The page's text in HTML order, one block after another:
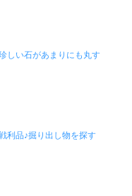
しい石があまりにも丸す
利品♪掘り出し物を探す